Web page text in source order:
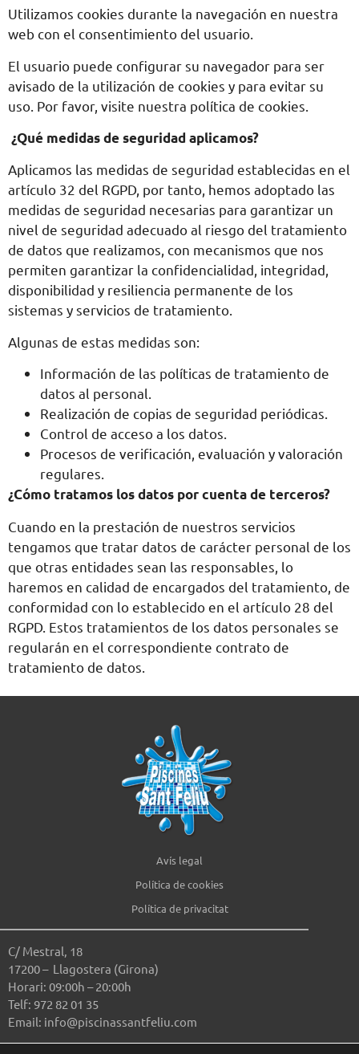
Utilizamos cookies durante la navegación en nuestra
web con el consentimiento del usuario.
El usuario puede configurar su navegador para ser
avisado de la utilización de cookies y para evitar su
uso. Por favor, visite nuestra política de cookies.
¿Qué medidas de seguridad aplicamos?
Aplicamos las medidas de seguridad establecidas en el
artículo 32 del RGPD, por tanto, hemos adoptado las
medidas de seguridad necesarias para garantizar un
nivel de seguridad adecuado al riesgo del tratamiento
de datos que realizamos, con mecanismos que nos
permiten garantizar la confidencialidad, integridad,
disponibilidad y resiliencia permanente de los
sistemas y servicios de tratamiento.
Algunas de estas medidas son:
Información de las políticas de tratamiento de
datos al personal.
Realización de copias de seguridad periódicas.
Control de acceso a los datos.
Procesos de verificación, evaluación y valoración
regulares.
¿Cómo tratamos los datos por cuenta de terceros?
Cuando en la prestación de nuestros servicios
tengamos que tratar datos de carácter personal de los
que otras entidades sean las responsables, lo
haremos en calidad de encargados del tratamiento, de
conformidad con lo establecido en el artículo 28 del
RGPD. Estos tratamientos de los datos personales se
regularán en el correspondiente contrato de
tratamiento de datos.
Avís legal
Política de cookies
Política de privacitat
C/ Mestral, 18
17200 – Llagostera (Girona)
Horari: 09:00h – 20:00h
Telf: 972 82 01 35
Email: info@piscinassantfeliu.com